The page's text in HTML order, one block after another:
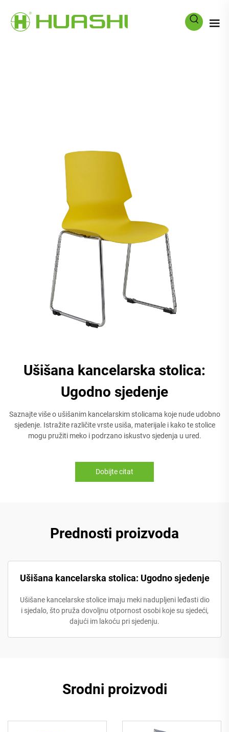
Ušišana kancelarska stolica:
Ugodno sjedenje
Saznajte više o ušišanim kancelarskim stolicama koje nude udobno
sjedenje. Istražite različite vrste usiša, materijale i kako te stolice
mogu pružiti meko i podrzano iskustvo sjedenja u ured.
Dobijte citat
Prednosti proizvoda
Ušišana kancelarska stolica: Ugodno sjedenje
Ušišane kancelarske stolice imaju meki nadupljeni leđasti dio
i sjedalo, što pruža dovoljnu otpornost osobi koje su sjedeći,
dajući im lakoću pri sjedenju.
Srodni proizvodi